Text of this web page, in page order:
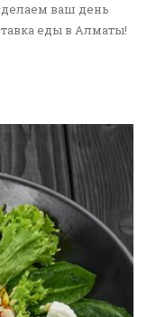
ваш день
еды в Алматы!